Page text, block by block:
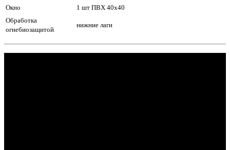
Окно
1 шт ПВХ 40х40
Обработка
огнебиозащитой
нижние лаги